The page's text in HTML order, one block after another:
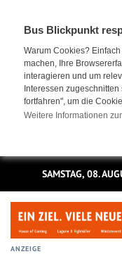
Bus Blickpunkt
Warum Cookies?
machen, Ihre
interagieren und um
Interessen
fortfahren", um die
Weitere Informationen
SAMSTAG, 08.
ANZEIGE